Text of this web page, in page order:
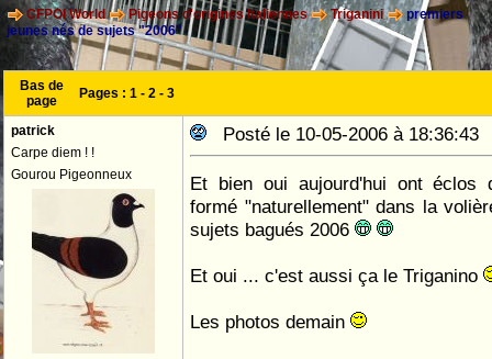
CFPOI World Pigeons d'origines Italiennes Triganini
premiers
jeunes nés de sujets "2006"
Bas de
page
Pages : 1 - 2 - 3
patrick
Carpe diem ! !
Gourou Pigeonneux
Posté le 10-05-2006 à
Et bien oui aujourd'hui ont éclos
formé "naturellement" dans la
sujets bagués 2006
Et oui ... c'est aussi ça le Triganino
Les photos demain